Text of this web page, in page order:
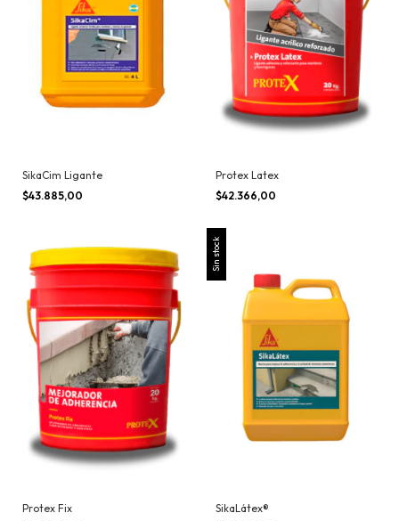
SikaCim Ligante
$43.885,00
Protex Latex
$42.366,00
Protex Fix
Sin stock
SikaLátex®